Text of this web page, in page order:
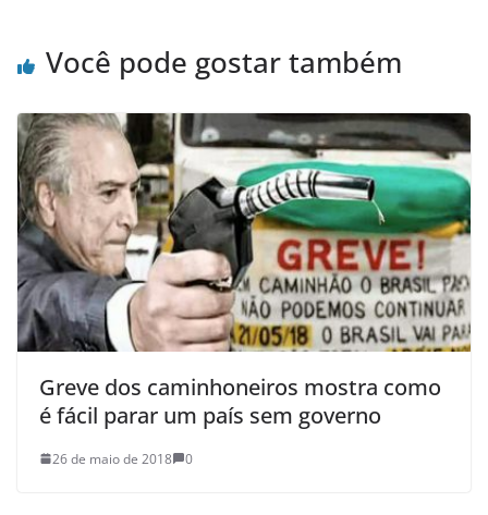
Você pode gostar também
Greve dos caminhoneiros mostra como
é fácil parar um país sem governo
26 de maio de 2018 0